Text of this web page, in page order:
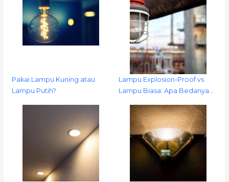
Pakai Lampu Kuning atau
Lampu Putih?
Lampu Explosion-Proof vs
Lampu Biasa: Apa Bedanya…